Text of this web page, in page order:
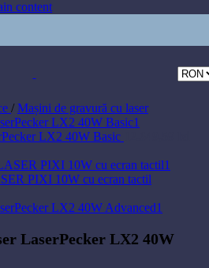
content
/ Mașini de gravură cu laser
LX2 40W Basic
PIXI 10W cu ecran tactil
LaserPecker LX2 40W